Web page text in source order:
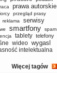
prawa autorskie
przegląd prasy
reklama
serwisy
smartfony
spam
tablety telefony
wideo wygasl
intelektualna
Więcej tagów